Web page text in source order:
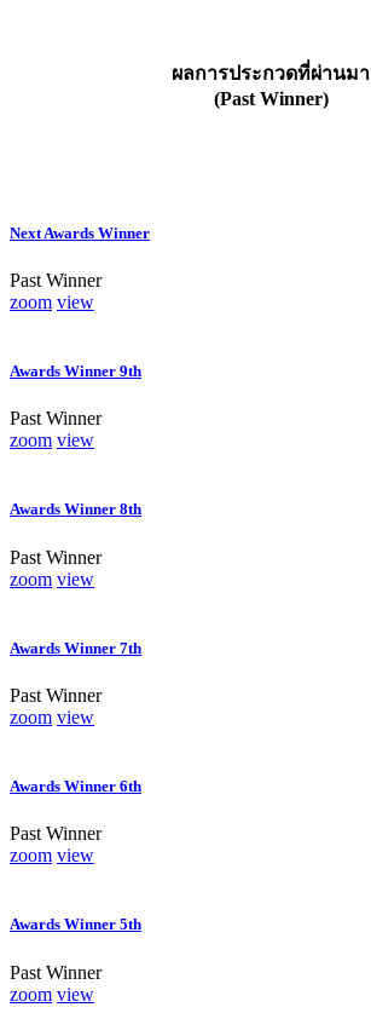
ผลการประกวดที่ผ่านมา
(Past Winner)
Next Awards Winner
Past Winner
zoom view
Awards Winner 9th
Past Winner
zoom view
Awards Winner 8th
Past Winner
zoom view
Awards Winner 7th
Past Winner
zoom view
Awards Winner 6th
Past Winner
zoom view
Awards Winner 5th
Past Winner
zoom view